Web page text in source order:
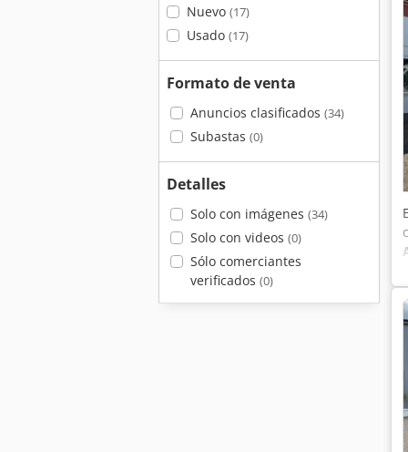
Nuevo (17)
Usado (17)
Formato de venta
Anuncios clasificados (34)
Subastas (0)
Detalles
Solo con imágenes (34)
Solo con videos (0)
Sólo comerciantes
verificados (0)